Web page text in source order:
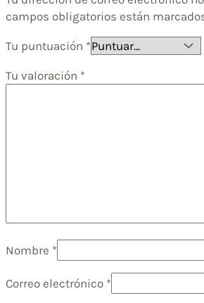
campos obligatorios están
Tu puntuación *
Tu valoración *
Nombre *
Correo electrónico *